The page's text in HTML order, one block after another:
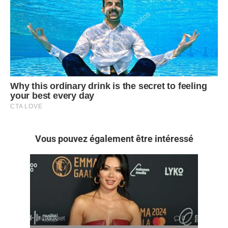
Vous pouvez également être intéressé
Julkkikset 0